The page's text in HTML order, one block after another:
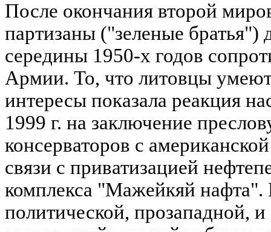
После окончания второй
партизаны ("зеленые братья")
середины 1950-х годов
Армии. То, что литовцы умеют
интересы показала реакция
1999 г. на заключение
консерваторов с
связи с приватизацией
комплекса "Мажейкяй
политической, прозападной,